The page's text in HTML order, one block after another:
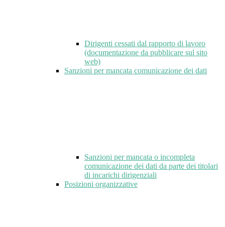
Dirigenti cessati dal rapporto di lavoro
(documentazione da pubblicare sul sito
web)
Sanzioni per mancata comunicazione dei dati
Sanzioni per mancata o incompleta
comunicazione dei dati da parte dei titolari
di incarichi dirigenziali
Posizioni organizzative